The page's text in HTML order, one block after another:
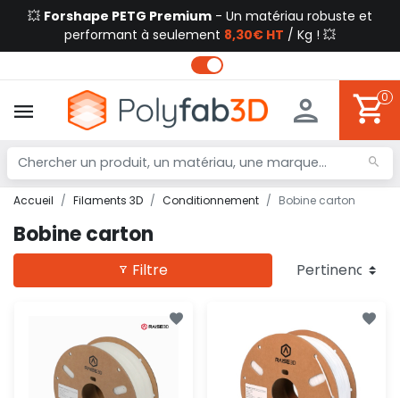
💥 Forshape PETG Premium - Un matériau robuste et
performant à seulement 8,30€ HT / Kg ! 💥
0
Accueil Filaments 3D Conditionnement Bobine carton
Bobine carton
Filtre